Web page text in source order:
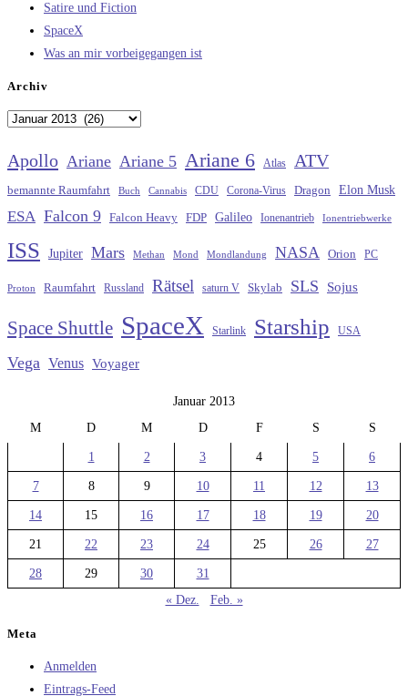
Satire und Fiction
SpaceX
Was an mir vorbeigegangen ist
Archiv
Archiv
Apollo Ariane Ariane 5 Ariane 6 Atlas ATV
bemannte Raumfahrt Buch Cannabis CDU Corona-Virus Dragon Elon Musk
ESA Falcon 9 Falcon Heavy FDP Galileo Ionenantrieb Ionentriebwerke
ISS Jupiter Mars Methan Mond Mondlandung NASA Orion PC
Proton Raumfahrt Russland Rätsel saturn V Skylab SLS Sojus
Space Shuttle SpaceX Starlink Starship USA
Vega Venus Voyager
Januar 2013
M
D M D F S S
1 2 3 4 5 6
7 8 9 10 11 12 13
14 15 16 17 18 19 20
21 22 23 24 25 26 27
28 29 30
31
« Dez.
Feb. »
Meta
Anmelden
Eintrags-Feed